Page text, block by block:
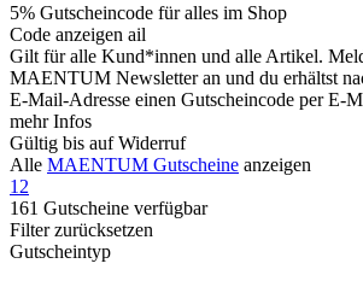
5% Gutscheincode für alles im Shop
Code anzeigen ail
Gilt für alle Kund*innen und alle Artikel.
MAENTUM Newsletter an und du erhältst
E-Mail-Adresse einen Gutscheincode per E-
mehr Infos
Gültig bis auf Widerruf
Alle MAENTUM Gutscheine anzeigen
1 2
161 Gutscheine verfügbar
Filter zurücksetzen
Gutscheintyp